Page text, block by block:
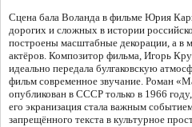
Сцена бала Воланда в фильме Юрия
дорогих и сложных в истории
построены масштабные декорации, а в
актёров. Композитор фильма, Игорь
идеально передала булгаковскую
фильм современное звучание. Роман
опубликован в СССР только в 1966
его экранизация стала важным
запрещённого текста в культурное